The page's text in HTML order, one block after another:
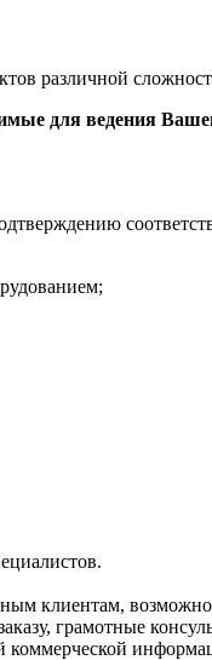
различной
для ведения
клиентам,
грамотные
коммерческой